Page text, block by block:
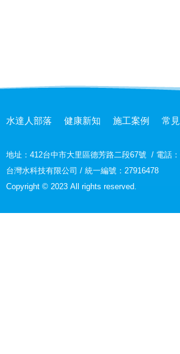
水達人部落 健康新知 施工案例 常
地址： 412台中市大里區德芳路二段67號 / 電話
台灣水科技有限公司 / 統一編號：27916478
Copyright © 2023 All rights reserved.